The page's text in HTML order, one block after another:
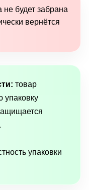
не будет забрана
вернётся
товар
упаковку
упаковки